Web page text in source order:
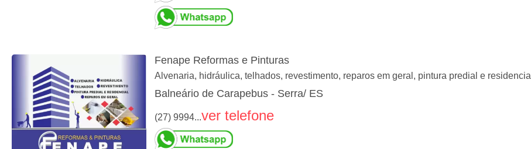
Fenape Reformas e Pinturas
Alvenaria, hidráulica, telhados, revestimento, reparos em geral, pintura predial e residencial
Balneário de Carapebus - Serra/ ES
(27) 9994...ver telefone